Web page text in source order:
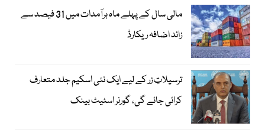
مالی سال کے پہلے ماہ برآمدات میں 31 فیصد سے
زائد اضافہ ریکارڈ
ترسیلاتِ زر کے لیے ایک نئی اسکیم جلد متعارف
کرائی جائے گی، گورنر اسٹیٹ بینک